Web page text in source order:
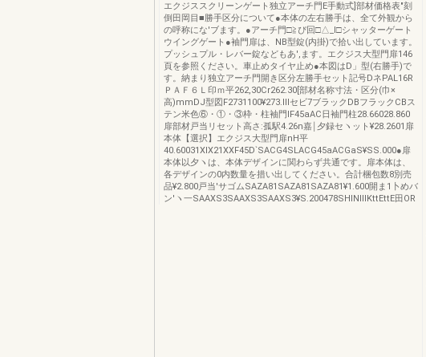
エクジススクリーンゲート独立アーチ門E手動式]部材価格表″刻
倒田岡目■勝手区分について●本体の左右勝手は、全て外観から
の呼称にな'ブます。●アーチ門□≧ぴ回□△_l□シャッターゲート
ウイングゲート●袖門扉は、NB型錠(内掛)で拾い出しています。
プッシュプル・レバー錠などもあ',ます。エクジス大型門扉146
頁を参照ください。車止めタイヤ止め●本図はD」型(右勝手)で
す。納まり独立アーチ門開き区分左勝手セット記号DネPAL16R
ＰＡＦ６Ｌ印ｍ平262,30Cr262.30[部材名称寸法・区分(巾×
高)mmDJ型図F2731100¥273.lllセビ7ブラックDBフラックCBス
テン米色⑥・①・③枠・柱袖門IF45aAC日袖門柱28.66028.860
扉部材戸当リセット高さ:孤駅4.26n嘉￨夕録セヽット¥28.2601扉
本体【選択】エクジス大型門扉nH平
40.60031XIX21XXF45D`SACG4SLACG45aACGaS¥SS.000●扉
本体以夕ヽは、本体デザインに関わらず共通です。扉本体は、
各デザインの0内数量を措い出してください。合計梱包数8別売
品¥2.800戸当'サゴムSAZA81SAZA81SAZA81¥1.600開ま1卜めバ
ン′ヽ一SAAXS3SAAXS3SAAXS3¥S.200478SHINⅢKttEttE田OR